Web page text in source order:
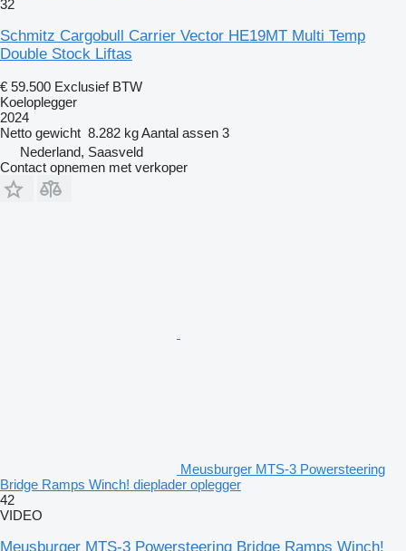
32
Schmitz Cargobull Carrier Vector HE19MT Multi Temp
Double Stock Liftas
€ 59.500 Exclusief BTW
Koeloplegger
2024
Netto gewicht 8.282 kgAantal assen 3
Nederland, Saasveld
Contact opnemen met verkoper
Meusburger MTS-3 Powersteering
Bridge Ramps Winch! dieplader oplegger
42
VIDEO
Meusburger MTS-3 Powersteering Bridge Ramps Winch!